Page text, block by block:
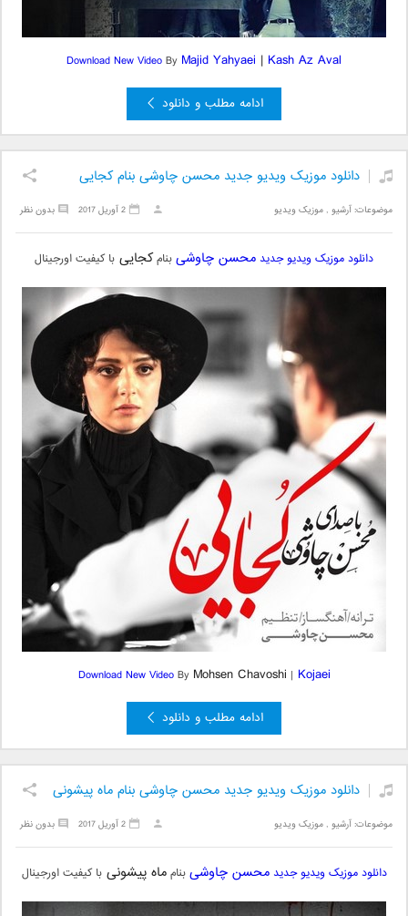
Download New VideoBy Majid Yahyaei | Kash Az Aval
ادامه مطلب و دانلود
دانلود موزیک ویدیو جدید محسن چاوشی بنام کجایی
موضوعات:آرشیو ,موزیک ویدیو بدون نظر 2 آوریل 2017
دانلود موزیک ویدیو جدید محسن چاوشیبنامکجایی با کیفیت اورجینال
Download New VideoBy Mohsen Chavoshi | Kojaei
ادامه مطلب و دانلود
دانلود موزیک ویدیو جدید محسن چاوشی بنام ماه پیشونی
موضوعات:آرشیو ,موزیک ویدیو بدون نظر 2 آوریل 2017
دانلود موزیک ویدیو جدید محسن چاوشیبنامماه پیشونی با کیفیت اورجینال